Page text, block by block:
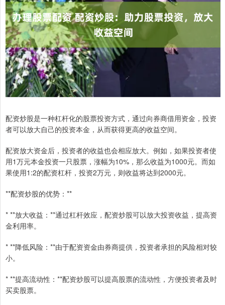
配资炒股是一种杠杆化的股票投资方式，通过向券商借用资金，投资
者可以放大自己的投资本金，从而获得更高的收益空间。
配资放大资金后，投资者的收益也会相应放大。例如，如果投资者使
用1万元本金投资一只股票，涨幅为10%，那么收益为1000元。而如
果使用1:2的配资杠杆，投资2万元，则收益将达到2000元。
**配资炒股的优势：**
* **放大收益：**通过杠杆效应，配资炒股可以放大投资收益，提高资
金利用率。
* **降低风险：**由于配资资金由券商提供，投资者承担的风险相对较
小。
* **提高流动性：**配资炒股可以提高股票的流动性，方便投资者及时
买卖股票。